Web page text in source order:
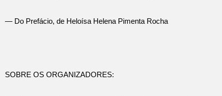
— Do Prefácio, de Heloísa Helena Pimenta Rocha
SOBRE OS ORGANIZADORES: